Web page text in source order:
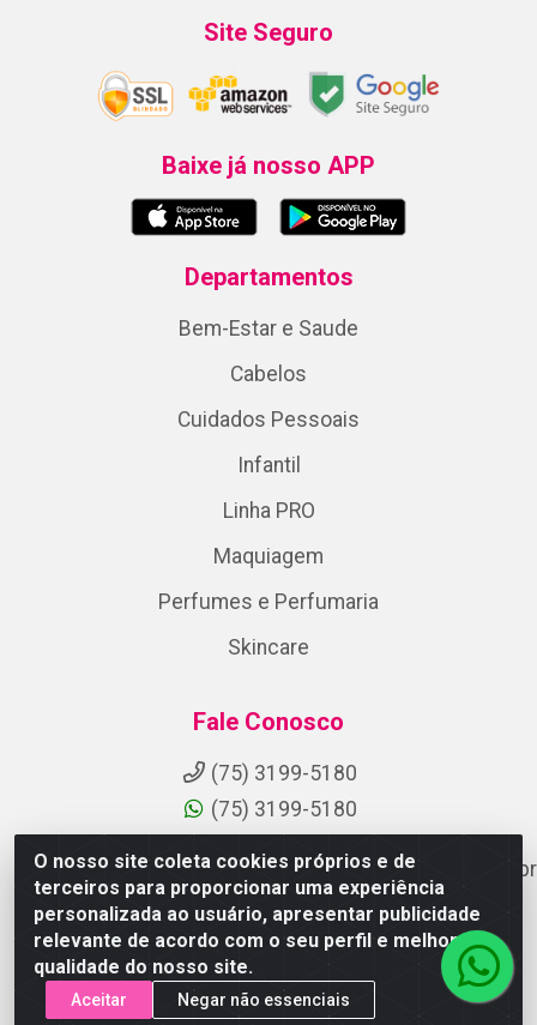
O nosso site coleta cookies próprios e de
terceiros para proporcionar uma experiência
personalizada ao usuário, apresentar publicidade
relevante de acordo com o seu perfil e melhorar a
qualidade do nosso site.
Aceitar Negar não essenciais
Site Seguro
Baixe já nosso APP
Departamentos
Bem-Estar e Saude
Cabelos
Cuidados Pessoais
Infantil
Linha PRO
Maquiagem
Perfumes e Perfumaria
Skincare
Fale Conosco
(75) 3199-5180
(75) 3199-5180
suporteaocliente@armazemdoscosmeticosfsa.com.br
Instagram
Formas de Pagamento